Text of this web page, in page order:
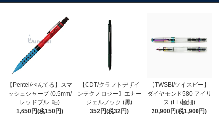
【Pentel/ぺんてる】スマ
ッシュシャープ (0.5mm/
レッドブルｰ軸)
1,650円(税150円)
【CDT/クラフトデザイ
ンテクノロジー】エナー
ジェルノック (黒)
352円(税32円)
【TWSBI/ツイスビー】
ダイヤモンド580 アイリ
ス (EF/極細)
20,900円(税1,900円)